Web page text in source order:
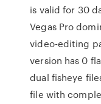
is valid for 30
Vegas Pro
video-editing
version has 0
dual fisheye
file with